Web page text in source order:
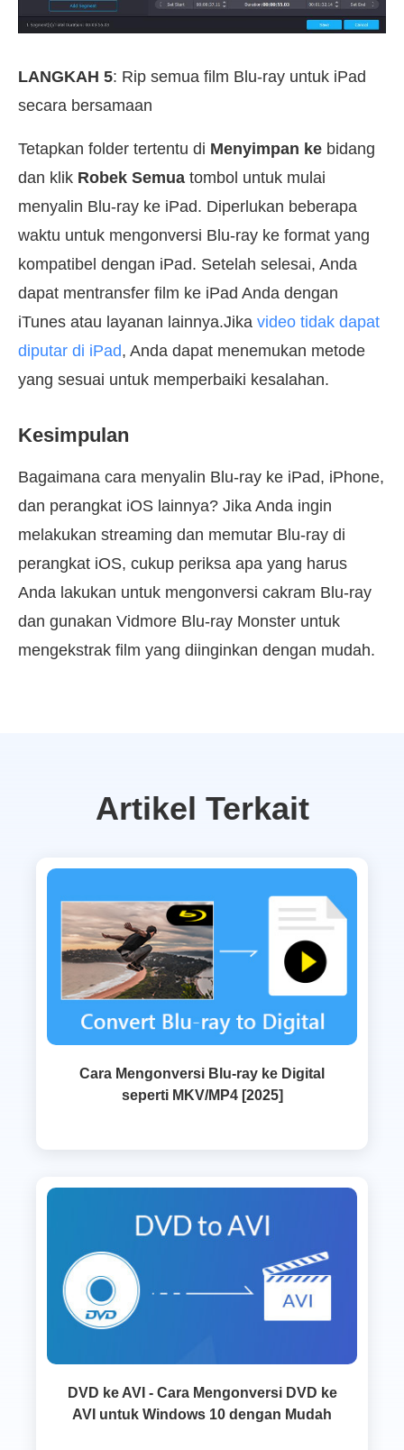
LANGKAH 5: Rip semua film Blu-ray untuk iPad
secara bersamaan
Tetapkan folder tertentu di Menyimpan ke bidang
dan klik Robek Semua tombol untuk mulai
menyalin Blu-ray ke iPad. Diperlukan beberapa
waktu untuk mengonversi Blu-ray ke format yang
kompatibel dengan iPad. Setelah selesai, Anda
dapat mentransfer film ke iPad Anda dengan
iTunes atau layanan lainnya.Jika video tidak dapat
diputar di iPad, Anda dapat menemukan metode
yang sesuai untuk memperbaiki kesalahan.
Kesimpulan
Bagaimana cara menyalin Blu-ray ke iPad, iPhone,
dan perangkat iOS lainnya? Jika Anda ingin
melakukan streaming dan memutar Blu-ray di
perangkat iOS, cukup periksa apa yang harus
Anda lakukan untuk mengonversi cakram Blu-ray
dan gunakan Vidmore Blu-ray Monster untuk
mengekstrak film yang diinginkan dengan mudah.
Artikel Terkait
Cara Mengonversi Blu-ray ke Digital
seperti MKV/MP4 [2025]
DVD ke AVI - Cara Mengonversi DVD ke
AVI untuk Windows 10 dengan Mudah